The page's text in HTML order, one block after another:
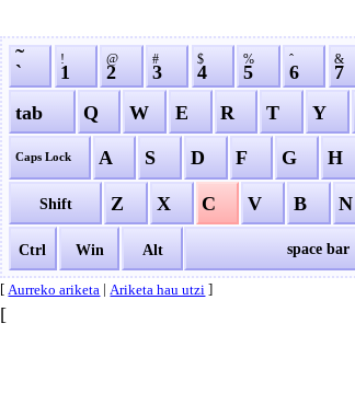
˜
`
!
1
@
2
#
3
$
4
%
5
ˆ
6
&
7
tab Q W E R T Y
Caps Lock A S D F G H
Shift Z X C V B N
Ctrl Win Alt space bar
[ Aurreko ariketa | Ariketa hau utzi ]
[